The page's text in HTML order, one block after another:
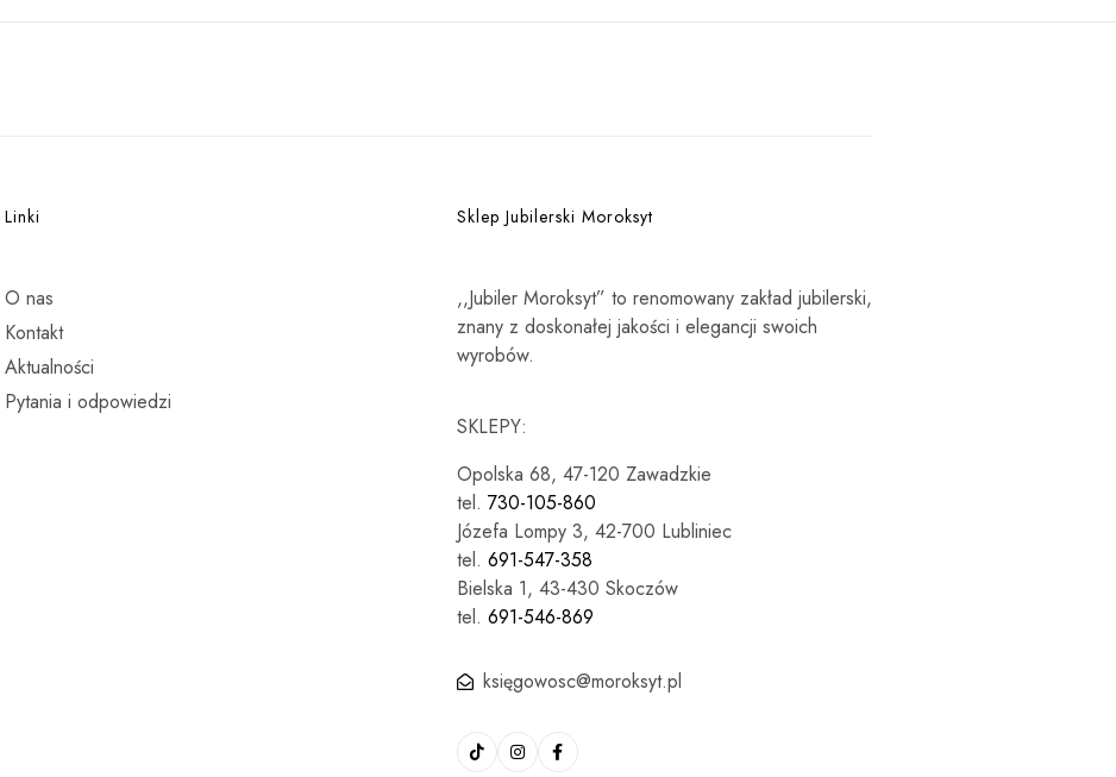
Linki
O nas
Kontakt
Aktualności
Pytania i odpowiedzi
Sklep Jubilerski Moroksyt
,,Jubiler Moroksyt” to renomowany zakład jubilerski,
znany z doskonałej jakości i elegancji swoich
wyrobów.
SKLEPY:
Opolska 68, 47-120 Zawadzkie
tel. 730-105-860
Józefa Lompy 3, 42-700 Lubliniec
tel. 691-547-358
Bielska 1, 43-430 Skoczów
tel. 691-546-869
księgowosc@moroksyt.pl